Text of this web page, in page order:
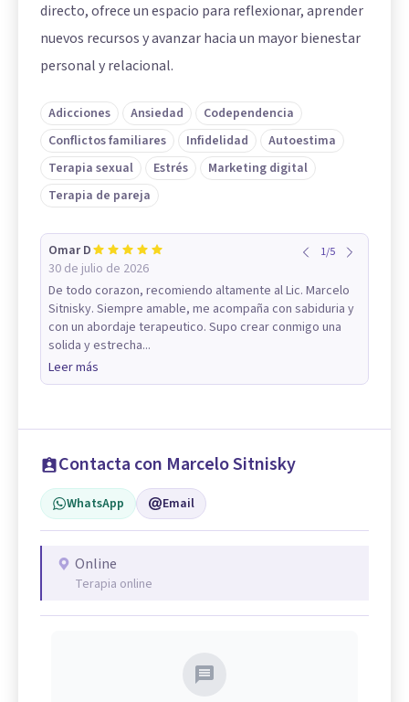
directo, ofrece un espacio para reflexionar, aprender
nuevos recursos y avanzar hacia un mayor bienestar
personal y relacional.
Adicciones Ansiedad
Codependencia
Conflictos familiares
Infidelidad
Autoestima
Terapia sexual
Estrés
Marketing digital
Terapia de pareja
Omar D
30 de julio de 2026
1/5
De todo corazon, recomiendo altamente al Lic. Marcelo
Sitnisky. Siempre amable, me acompaña con sabiduria y
con un abordaje terapeutico. Supo crear conmigo una
solida y estrecha...
Leer más
Contacta con Marcelo Sitnisky
WhatsApp Email
Online
Terapia online